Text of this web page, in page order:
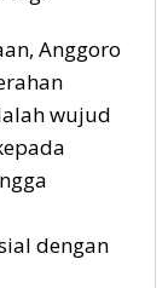
Anggoro
wujud
dengan